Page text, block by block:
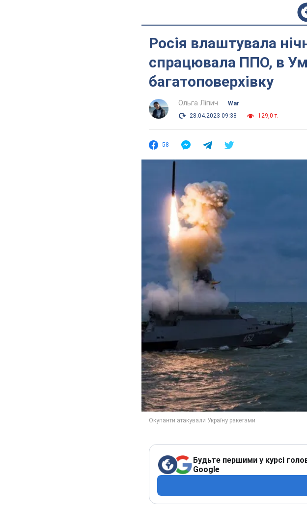
Росія влаштувала
спрацювала ППО, в
багатоповерхівку
Ольга Ліпич
War
28.04.2023 09:38
129,0 т.
58
Будьте першими у курсі
Google